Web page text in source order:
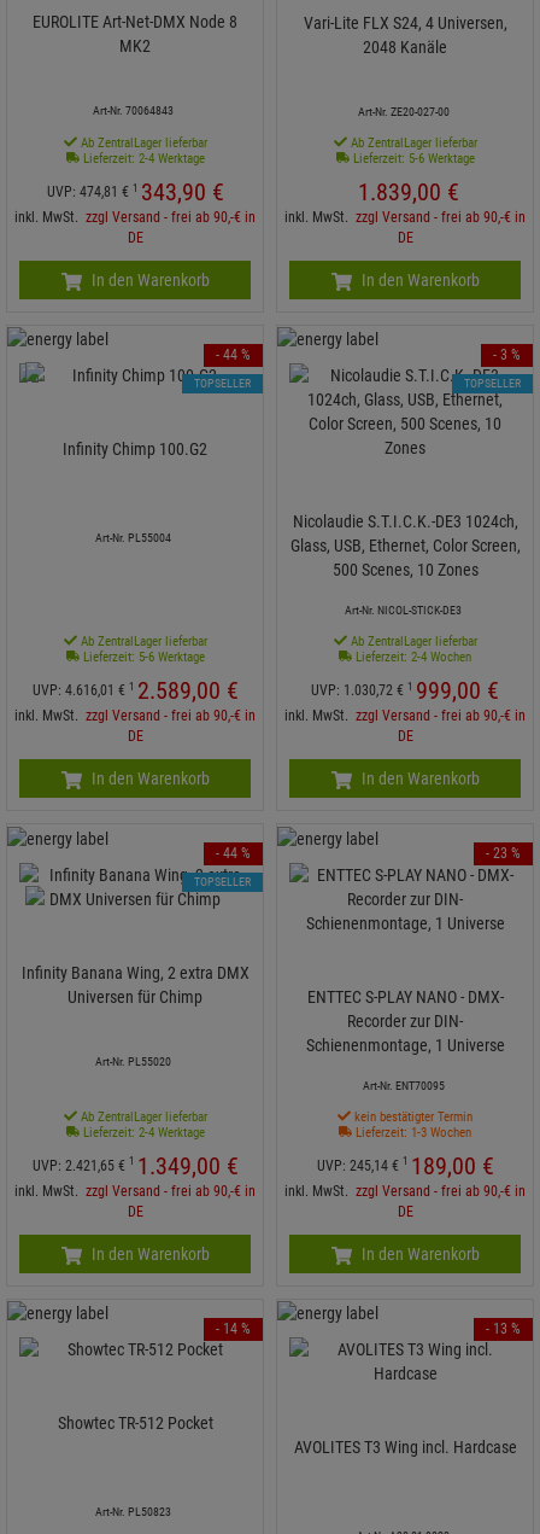
EUROLITE Art-Net-DMX Node 8
MK2
Art-Nr. 70064843
Ab ZentralLager lieferbar
Lieferzeit: 2-4 Werktage
UVP: 474,81 € 1 343,90 €
inkl. MwSt. zzgl Versand - frei ab 90,-€ in
DE
In den Warenkorb
Vari-Lite FLX S24, 4 Universen,
2048 Kanäle
Art-Nr. ZE20-027-00
Ab ZentralLager lieferbar
Lieferzeit: 5-6 Werktage
1.839,00 €
inkl. MwSt. zzgl Versand - frei ab 90,-€ in
DE
In den Warenkorb
Infinity Chimp 100.G2
Art-Nr. PL55004
Ab ZentralLager lieferbar
Lieferzeit: 5-6 Werktage
UVP: 4.616,01 € 1 2.589,00 €
inkl. MwSt. zzgl Versand - frei ab 90,-€ in
DE
- 44 %
TOPSELLER
In den Warenkorb
Nicolaudie S.T.I.C.K.-DE3 1024ch,
Glass, USB, Ethernet, Color Screen,
500 Scenes, 10 Zones
Art-Nr. NICOL-STICK-DE3
Ab ZentralLager lieferbar
Lieferzeit: 2-4 Wochen
UVP: 1.030,72 € 1 999,00 €
inkl. MwSt. zzgl Versand - frei ab 90,-€ in
DE
- 3 %
TOPSELLER
In den Warenkorb
Infinity Banana Wing, 2 extra DMX
Universen für Chimp
Art-Nr. PL55020
Ab ZentralLager lieferbar
Lieferzeit: 2-4 Werktage
UVP: 2.421, 65 € 1 1.349,00 €
inkl. MwSt. zzgl Versand - frei ab 90,-€ in
DE
- 44 %
TOPSELLER
In den Warenkorb
ENTTEC S-PLAY NANO - DMX-
Recorder zur DIN-
Schienenmontage, 1 Universe
Art-Nr. ENT70095
kein bestätigter Termin
Lieferzeit: 1-3 Wochen
UVP: 245, 14 € 1 189,00 €
inkl. MwSt. zzgl Versand - frei ab 90,-€ in
DE
- 23 %
In den Warenkorb
Showtec TR-512 Pocket
Art-Nr. PL50823
- 14 %
AVOLITES T3 Wing incl. Hardcase
- 13 %